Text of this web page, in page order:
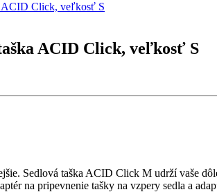
ACID Click, veľkosť S
Sedlová taška ACID Click M udrží vaše
na pripevnenie tašky na vzpery sedla a